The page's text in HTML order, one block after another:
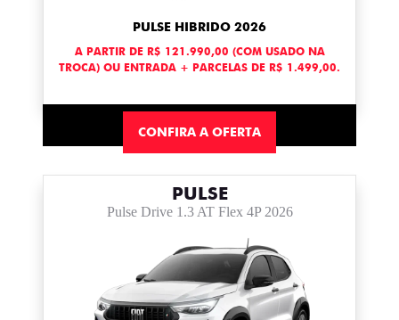
PULSE HIBRIDO 2026
A PARTIR DE R$ 121.990,00 (COM USADO NA
TROCA) OU ENTRADA + PARCELAS DE R$ 1.499,00.
CONFIRA A OFERTA
PULSE
Pulse Drive 1.3 AT Flex 4P 2026